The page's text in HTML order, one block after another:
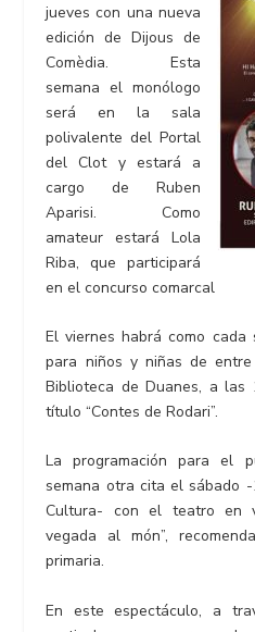
jueves con una nueva
edición de Dijous de
Comèdia. Esta
semana el monólogo
será en la sala
polivalente del Portal
del Clot y estará a
cargo de Ruben
Aparisi. Como
amateur estará Lola
Riba, que participará
en el concurso comarcal
El viernes habrá como cada
para niños y niñas de
Biblioteca de Duanes, a las
título “Contes de Rodari”.
La programación para el
semana otra cita el sábado
Cultura- con el teatro en
vegada al món”,
primaria.
En este espectáculo, a